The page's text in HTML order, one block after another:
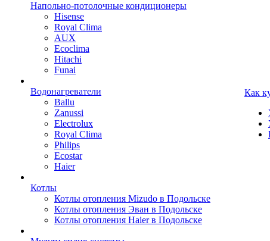
Напольно-потолочные кондиционеры
Hisense
Royal Clima
AUX
Ecoclima
Hitachi
Funai
Водонагреватели
Ballu
Zanussi
Electrolux
Royal Clima
Philips
Ecostar
Haier
Котлы
Котлы отопления Mizudo в Подольске
Котлы отопления Эван в Подольске
Котлы отопления Haier в Подольске
Как